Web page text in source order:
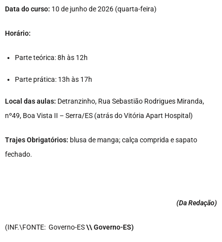
Data do curso: 10 de junho de 2026 (quarta-feira)
Horário:
Parte teórica: 8h às 12h
Parte prática: 13h às 17h
Local das aulas: Detranzinho, Rua Sebastião Rodrigues Miranda,
nº49, Boa Vista II – Serra/ES (atrás do Vitória Apart Hospital)
Trajes Obrigatórios: blusa de manga; calça comprida e sapato
fechado.
(Da Redação)
(INF.\FONTE: Governo-ES\\ Governo-ES)